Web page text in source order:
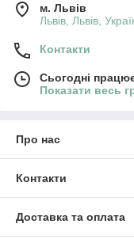
м. Львів
Львів, Львів,
Контакти
Сьогодні
Показати весь
Про нас
Контакти
Доставка та оплата